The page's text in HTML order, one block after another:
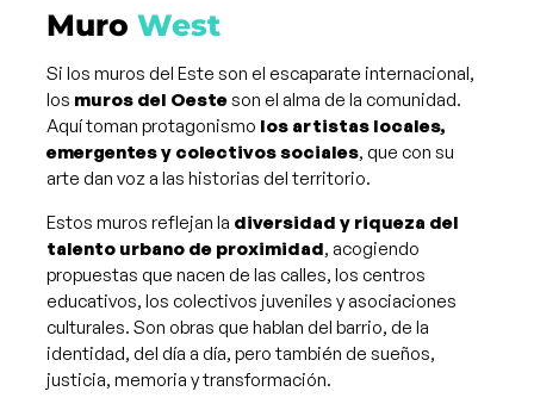
Si los muros del Este son el escaparate internacional,
los muros del Oesteson el alma de la comunidad.
Aquí toman protagonismo los artistas locales,
emergentes y colectivos sociales, que con su
arte dan voz a las historias del territorio.
Estos muros reflejan la diversidad y riqueza del
talento urbano de proximidad, acogiendo
propuestas que nacen de las calles, los centros
educativos, los colectivos juveniles y asociaciones
culturales. Son obras que hablan del barrio, de la
identidad, del día a día, pero también de sueños,
justicia, memoria y transformación.
Muro West